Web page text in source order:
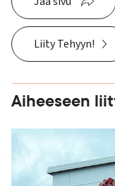
Liity Tehyyn!
Aiheeseen